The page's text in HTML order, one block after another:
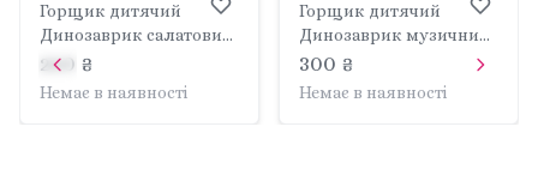
Горщик дитячий
Динозаврик салатовий
260 ₴
Немає в наявності
Горщик дитячий
Динозаврик музичний
салатовий пласт зі
спинкою та лапами
300 ₴
Немає в наявності